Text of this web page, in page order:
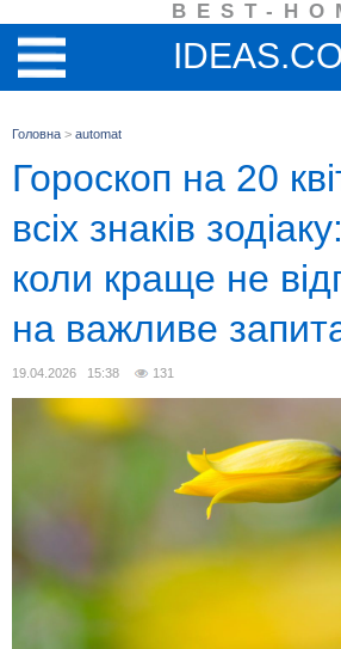
BEST-
Головна > automat
Гороскоп на 20
всіх знаків
коли краще не
на важливе
19.04.2026 15:38 131